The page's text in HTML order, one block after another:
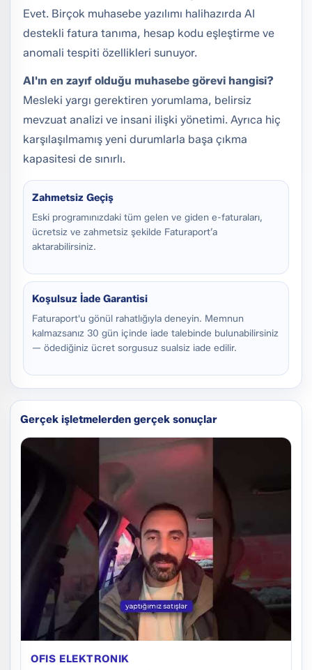
Evet. Birçok muhasebe yazılımı halihazırda AI
destekli fatura tanıma, hesap kodu eşleştirme ve
anomali tespiti özellikleri sunuyor.
AI'ın en zayıf olduğu muhasebe görevi hangisi?
Mesleki yargı gerektiren yorumlama, belirsiz
mevzuat analizi ve insani ilişki yönetimi. Ayrıca hiç
karşılaşılmamış yeni durumlarla başa çıkma
kapasitesi de sınırlı.
Zahmetsiz Geçiş
Eski programınızdaki tüm gelen ve giden e-faturaları,
ücretsiz ve zahmetsiz şekilde Faturaport’a
aktarabilirsiniz.
Koşulsuz İade Garantisi
Faturaport'u gönül rahatlığıyla deneyin. Memnun
kalmazsanız 30 gün içinde iade talebinde bulunabilirsiniz
— ödediğiniz ücret sorgusuz sualsiz iade edilir.
Gerçek işletmelerden gerçek sonuçlar
OFIS ELEKTRONIK